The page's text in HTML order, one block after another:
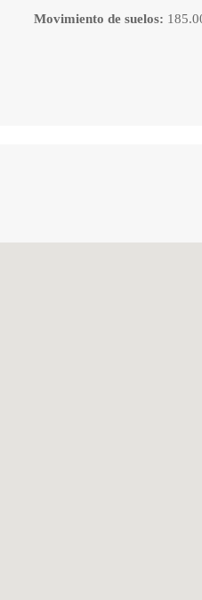
Movimiento de suelos: